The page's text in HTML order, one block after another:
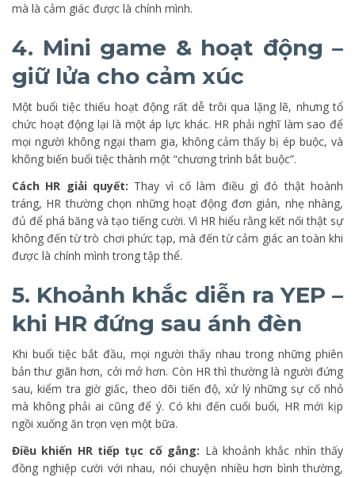
mà là cảm giác được là chính mình.
4. Mini game & hoạt động –
giữ lửa cho cảm xúc
Một buổi tiệc thiếu hoạt động rất dễ trôi qua lặng lẽ, nhưng tổ
chức hoạt động lại là một áp lực khác. HR phải nghĩ làm sao để
mọi người không ngại tham gia, không cảm thấy bị ép buộc, và
không biến buổi tiệc thành một “chương trình bắt buộc”.
Cách HR giải quyết: Thay vì cố làm điều gì đó thật hoành
tráng, HR thường chọn những hoạt động đơn giản, nhẹ nhàng,
đủ để phá băng và tạo tiếng cười. Vì HR hiểu rằng kết nối thật sự
không đến từ trò chơi phức tạp, mà đến từ cảm giác an toàn khi
được là chính mình trong tập thể.
5. Khoảnh khắc diễn ra YEP –
khi HR đứng sau ánh đèn
Khi buổi tiệc bắt đầu, mọi người thấy nhau trong những phiên
bản thư giãn hơn, cởi mở hơn. Còn HR thì thường là người đứng
sau, kiểm tra giờ giấc, theo dõi tiến độ, xử lý những sự cố nhỏ
mà không phải ai cũng để ý. Có khi đến cuối buổi, HR mới kịp
ngồi xuống ăn trọn vẹn một bữa.
Điều khiến HR tiếp tục cố gắng: Là khoảnh khắc nhìn thấy
đồng nghiệp cười với nhau, nói chuyện nhiều hơn bình thường,